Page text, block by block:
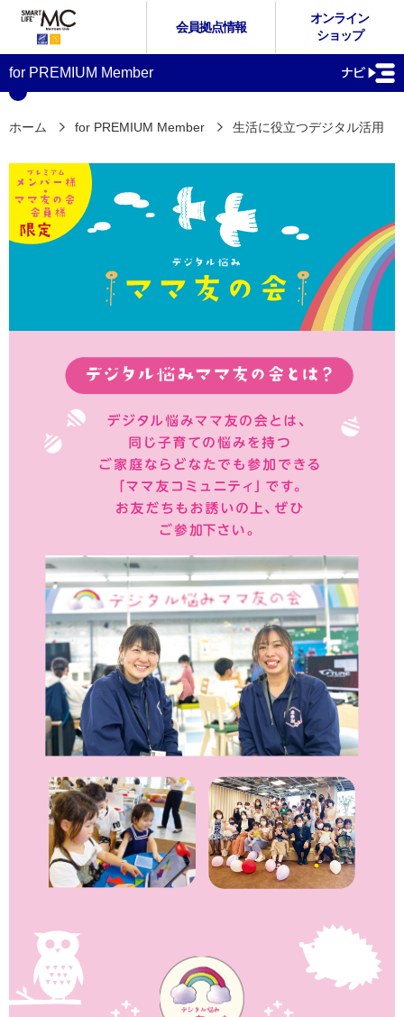
会員拠点情報
オンライン
ショップ
for PREMIUM Member
ホーム for PREMIUM Member 生活に役立つデジタル活用